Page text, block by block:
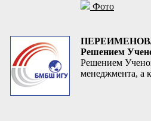
Фото
Решением
Решением
менеджмента, а